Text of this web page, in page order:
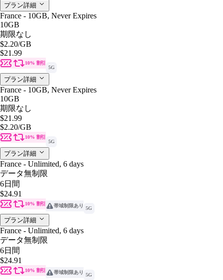
プラン詳細
France - 10GB, Never Expires
10GB
期限なし
$2.20/GB
$21.99
10% 割引
5G
プラン詳細
France - 10GB, Never Expires
10GB
期限なし
$21.99
$2.20/GB
10% 割引
5G
プラン詳細
France - Unlimited, 6 days
データ無制限
6日間
$24.91
10% 割引 帯域制限あり 5G
プラン詳細
France - Unlimited, 6 days
データ無制限
6日間
$24.91
10% 割引 帯域制限あり 5G